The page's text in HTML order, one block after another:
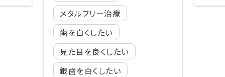
メタルフリー治療
歯を白くしたい
見た目を良くしたい
銀歯を白くしたい